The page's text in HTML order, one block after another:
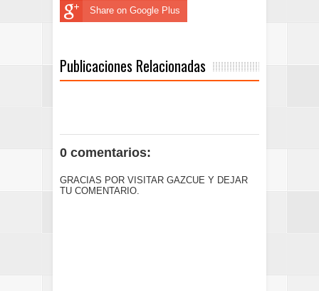
Share on Google Plus
Publicaciones Relacionadas
0 comentarios:
GRACIAS POR VISITAR GAZCUE Y DEJAR
TU COMENTARIO.